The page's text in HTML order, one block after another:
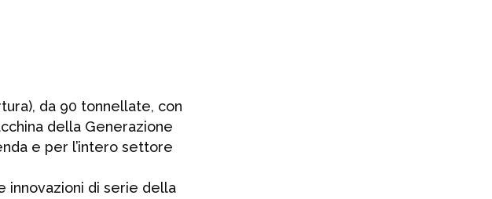
da 90 tonnellate, con
della Generazione
e per l’intero settore
innovazioni di serie della